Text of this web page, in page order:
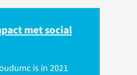
met social
is in 2021